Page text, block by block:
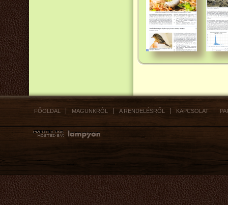
FŐOLDAL MAGUNKRÓL A RENDELÉSRŐL KAPCSOLAT